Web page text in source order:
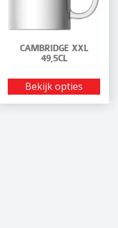
CAMBRIDGE XXL
49,5CL
Bekijk opties